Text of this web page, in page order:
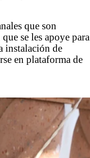
que son
se les apoye para
instalación de
en plataforma de